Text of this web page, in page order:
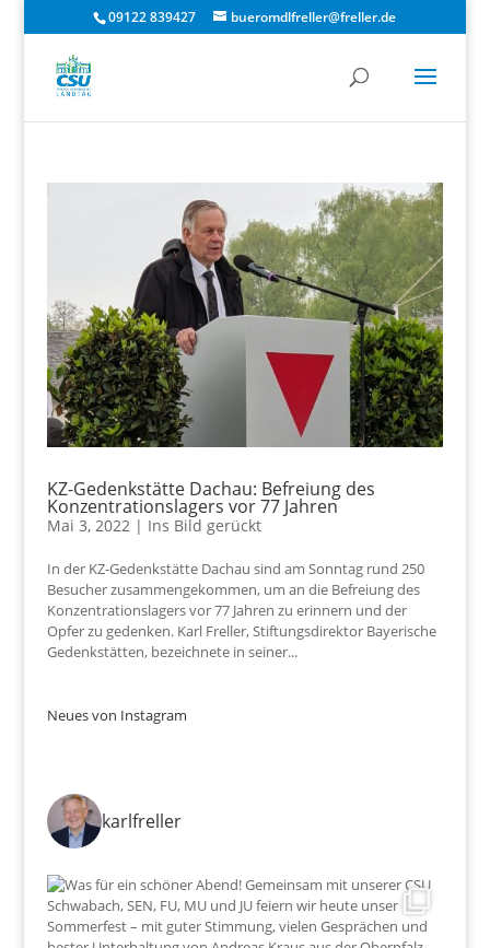
09122 839427 bueromdlfreller@freller.de
KZ-Gedenkstätte Dachau: Befreiung des
Konzentrationslagers vor 77 Jahren
Mai 3, 2022| Ins Bild gerückt
In der KZ-Gedenkstätte Dachau sind am Sonntag rund 250
Besucher zusammengekommen, um an die Befreiung des
Konzentrationslagers vor 77 Jahren zu erinnern und der
Opfer zu gedenken. Karl Freller, Stiftungsdirektor Bayerische
Gedenkstätten, bezeichnete in seiner...
Neues von Instagram
karlfreller